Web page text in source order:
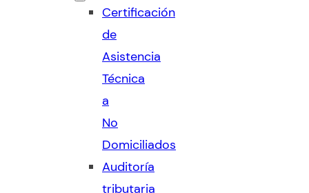
Certificación
de
Asistencia
Técnica
a
No
Domiciliados
Auditoría
tributaria